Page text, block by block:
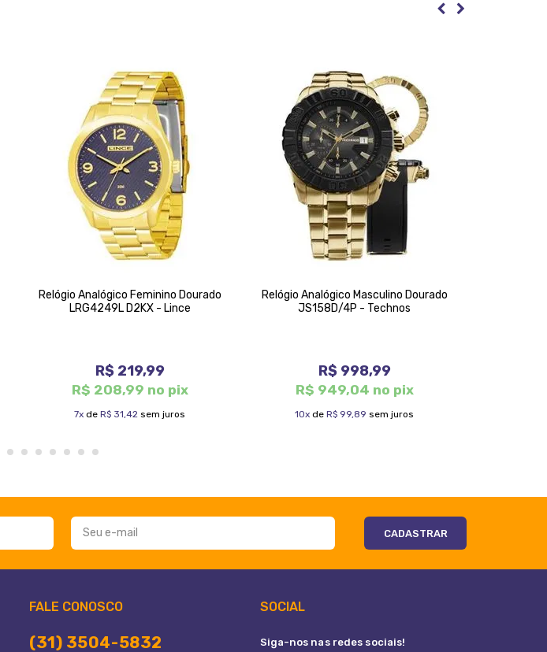
Relógio Analógico Feminino Dourado
LRG4249L D2KX - Lince
R$ 219,99
R$ 208,99 no pix
7x de R$ 31,42 sem juros
Relógio Analógico Masculino Dourado
JS158D/4P - Technos
R$ 998,99
R$ 949,04 no pix
10x de R$ 99,89 sem juros
6 7 8 9 10 11 12
FALE CONOSCO
(31) 3504-5832
SOCIAL
Siga-nos nas redes sociais!